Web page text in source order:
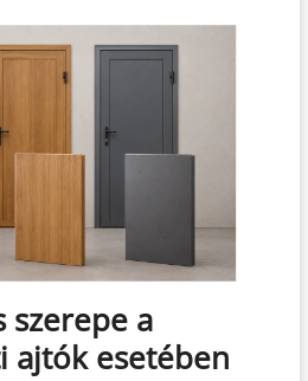
szerepe a
ajtók esetében